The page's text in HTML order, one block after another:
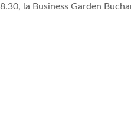
la Business Garden